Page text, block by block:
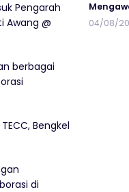
Pengarah
Awang @
berbagai
Bengkel
di
04/08/